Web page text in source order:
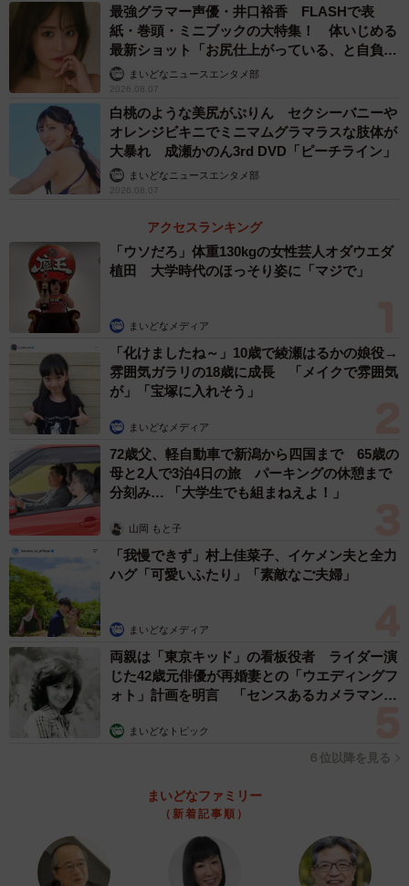
最強グラマー声優・井口裕香 FLASHで表
紙・巻頭・ミニブックの大特集！ 体いじめる
最新ショット「お尻仕上がっている、と自負し
ています」「いくつになっても理想の身体でい
たい」
まいどなニュースエンタメ部
2026.08.07
白桃のような美尻がぷりん セクシーバニーや
オレンジビキニでミニマムグラマラスな肢体が
大暴れ 成瀬かのん3rd DVD「ピーチライン」
まいどなニュースエンタメ部
2026.08.07
アクセスランキング
「ウソだろ」体重130kgの女性芸人オダウエダ
植田 大学時代のほっそり姿に「マジで」
まいどなメディア
「化けましたね～」10歳で綾瀬はるかの娘役→
雰囲気ガラリの18歳に成長 「メイクで雰囲気
が」「宝塚に入れそう」
まいどなメディア
72歳父、軽自動車で新潟から四国まで 65歳の
母と2人で3泊4日の旅 パーキングの休憩まで
分刻み… 「大学生でも組まねえよ！」
山岡 もと子
「我慢できず」村上佳菜子、イケメン夫と全力
ハグ「可愛いふたり」「素敵なご夫婦」
まいどなメディア
両親は「東京キッド」の看板役者 ライダー演
じた42歳元俳優が再婚妻との「ウエディングフ
ォト」計画を明言 「センスあるカメラマン求
まいどなトピック
６位以降を見る
まいどなファミリー
（新着記事順）